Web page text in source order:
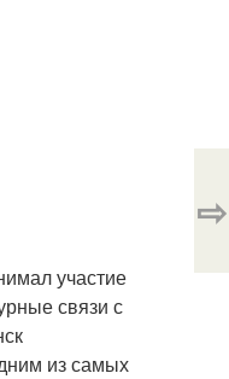
участие
связи с
из самых
⇨